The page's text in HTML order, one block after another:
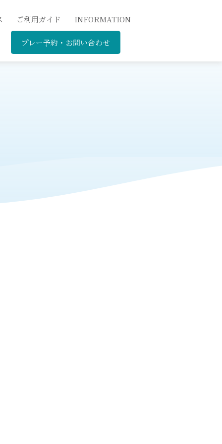
ご利用ガイド INFORMATION
プレー予約・お問い合わせ